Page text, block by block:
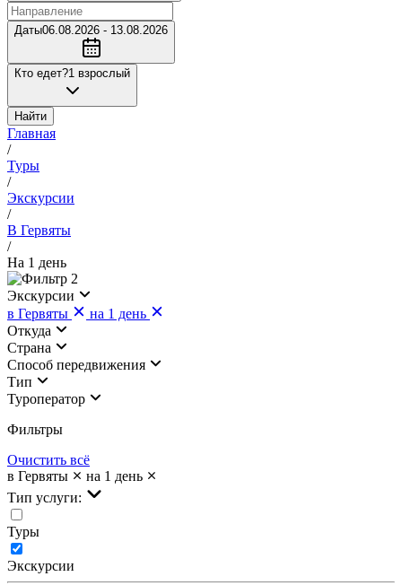
Даты06.08.2026 - 13.08.2026
Кто едет?1 взрослый
Найти
Главная
/
Туры
/
Экскурсии
/
В Гервяты
/
На 1 день
2
Экскурсии
в Гервяты
на 1 день
Откуда
Страна
Cпособ передвижения
Тип
Туроператор
Фильтры
Очистить всё
в Гервяты
на 1 день
Тип услуги:
Туры
Экскурсии